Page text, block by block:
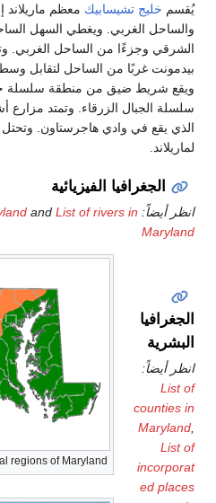
إلى قسمين؛ الساحل الشرقي،
الساحلي الأطلسي جميع الساحل
وتمتد جبال وأودية منطقة
وسط سلسلة جبال ماريلاند الزرقاء.
جبال الأبلاش وواديها غرب
مزارع أشجار الفاكهة والحقول في الجزء
وتحتل هضبة الأبلاش الحافة الغربية
List of islands in Maryland
Physical regions